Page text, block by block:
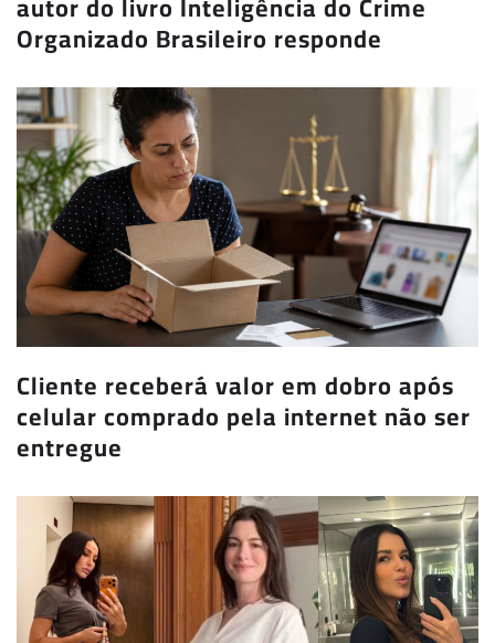
Organizado Brasileiro responde
Cliente receberá valor em dobro após
celular comprado pela internet não ser
entregue